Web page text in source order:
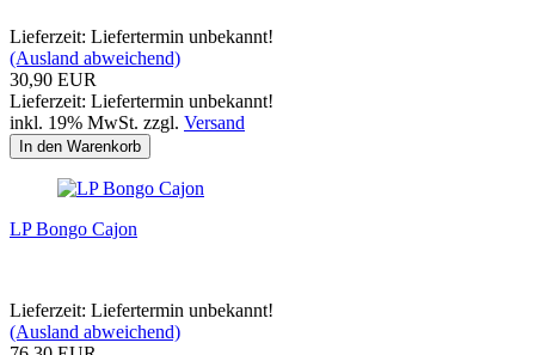
Lieferzeit: Liefertermin unbekannt!
(Ausland abweichend)
30,90 EUR
Lieferzeit: Liefertermin unbekannt!
inkl. 19% MwSt. zzgl. Versand
In den Warenkorb
LP Bongo Cajon
Lieferzeit: Liefertermin unbekannt!
(Ausland abweichend)